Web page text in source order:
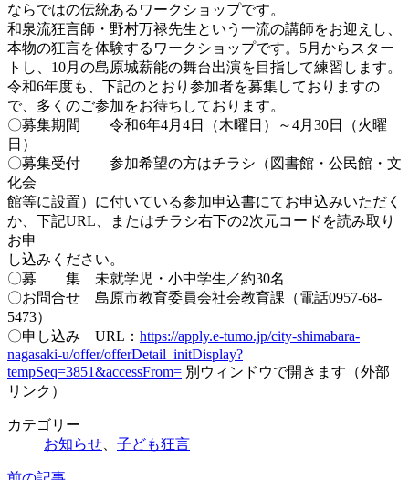
ならではの伝統あるワークショップです。
和泉流狂言師・野村万禄先生という一流の講師をお迎えし、
本物の狂言を体験するワークショップです。5月からスター
トし、10月の島原城薪能の舞台出演を目指して練習します。
令和6年度も、下記のとおり参加者を募集しておりますの
で、多くのご参加をお待ちしております。
〇募集期間 令和6年4月4日（木曜日）～4月30日（火曜
日）
〇募集受付 参加希望の方はチラシ（図書館・公民館・文
化会
館等に設置）に付いている参加申込書にてお申込みいただく
か、下記URL、またはチラシ右下の2次元コードを読み取り
お申
し込みください。
〇募 集 未就学児・小中学生／約30名
〇お問合せ 島原市教育委員会社会教育課（電話0957-68-
5473）
〇申し込み URL： https://apply.e-tumo.jp/city-shimabara-
nagasaki-u/offer/offerDetail_initDisplay?
tempSeq=3851&accessFrom= 別ウィンドウで開きます（外部
リンク）
カテゴリー
お知らせ
子ども狂言